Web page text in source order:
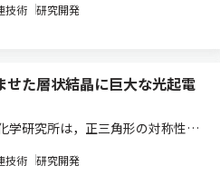
た（ニュースリリース）。 研究グ
π電子共役系を組み込んだ強誘電
技術 研究開発
せた層状結晶に巨大な光起電
学研究所は，正三角形の対称性を
歪ませることで，面内に電気分
した巨大な光起電力効果が生じる
技術 研究開発